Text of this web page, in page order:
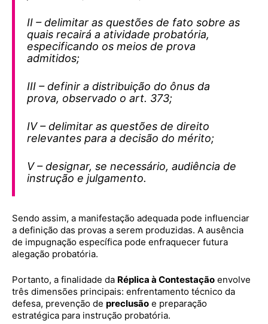
II – delimitar as questões de fato sobre as
quais recairá a atividade probatória,
especificando os meios de prova
admitidos;
III – definir a distribuição do ônus da
prova, observado o art. 373;
IV – delimitar as questões de direito
relevantes para a decisão do mérito;
V – designar, se necessário, audiência de
instrução e julgamento.
Sendo assim, a manifestação adequada pode influenciar
a definição das provas a serem produzidas. A ausência
de impugnação específica pode enfraquecer futura
alegação probatória.
Portanto, a finalidade da Réplica à Contestação envolve
três dimensões principais: enfrentamento técnico da
defesa, prevenção de preclusão e preparação
estratégica para instrução probatória.